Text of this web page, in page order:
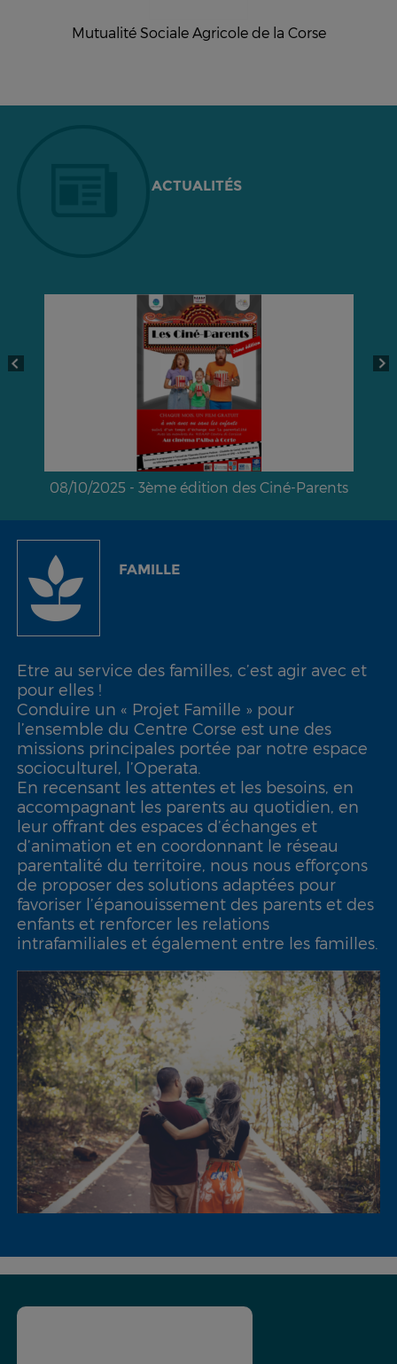
Mutualité Sociale Agricole de la Corse
ACTUALITÉS
08/10/2025 - 3ème édition des Ciné-Parents
FAMILLE
Etre au service des familles, c’est agir avec et
pour elles !
Conduire un « Projet Famille » pour
l’ensemble du Centre Corse est une des
missions principales portée par notre espace
socioculturel, l’Operata.
En recensant les attentes et les besoins, en
accompagnant les parents au quotidien, en
leur offrant des espaces d’échanges et
d’animation et en coordonnant le réseau
parentalité du territoire, nous nous efforçons
de proposer des solutions adaptées pour
favoriser l’épanouissement des parents et des
enfants et renforcer les relations
intrafamiliales et également entre les familles.